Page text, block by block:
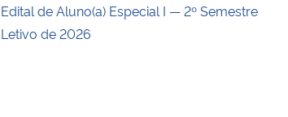
Edital de Aluno(a) Especial I — 2º Semestre
Letivo de 2026